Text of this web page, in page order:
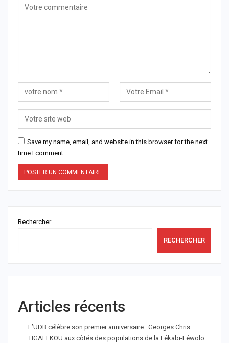
Save my name, email, and website in this browser for the next
time I comment.
Rechercher
RECHERCHER
Articles récents
L’UDB célèbre son premier anniversaire : Georges Chris
TIGALEKOU aux côtés des populations de la Lékabi-Léwolo